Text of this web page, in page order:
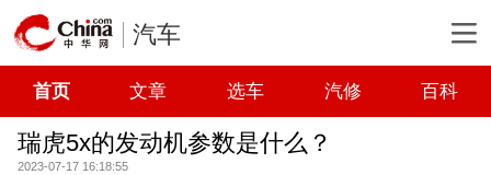
汽车
首页 文章 选车 汽修 百科
瑞虎5x的发动机参数是什么？
2023-07-17 16:18:55